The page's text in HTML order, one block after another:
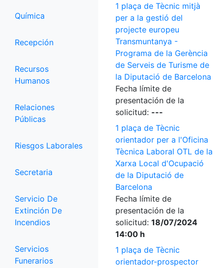
Química
Recepción
Recursos
Humanos
Relaciones
Públicas
Riesgos Laborales
Secretaria
Servicio De
Extinción De
Incendios
Servicios
Funerarios
1 plaça de Tècnic mitjà
per a la gestió del
projecte europeu
Transmuntanya -
Programa de la Gerència
de Serveis de Turisme de
la Diputació de Barcelona
Fecha límite de
presentación de la
solicitud: ---
1 plaça de Tècnic
orientador per a l'Oficina
Tècnica Laboral OTL de la
Xarxa Local d'Ocupació
de la Diputació de
Barcelona
Fecha límite de
presentación de la
solicitud: 18/07/2024
14:00 h
1 plaça de Tècnic
orientador-prospector